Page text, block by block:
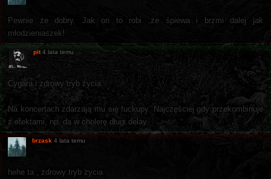
Pewnie że dobry. Jak on to robi ,że śpiewa i brzmi dalej jak
młodzieniaszek!
pit 4 lata temu
Cygara i zdrowy tryb życia.
Na koncertach zdarzają mu się fuckupy. Najczęściej gdy przekombinuje
z efektami, np. da w cholerę długi delay.
brzask 4 lata temu
hehe ta , zdrowy tryb życia